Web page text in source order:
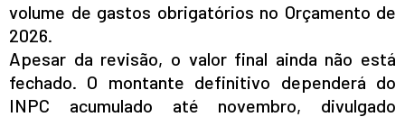
volume de gastos obrigatórios no Orçamento de
2026.
Apesar da revisão, o valor final ainda não está
fechado. O montante definitivo dependerá do
INPC acumulado até novembro, divulgado